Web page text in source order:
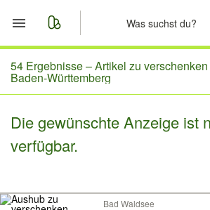
Start
Merkliste
Nachrichten
54 Ergebnisse –Artikel zu
Baden-Württemberg
Die gewünschte Anzeige ist
verfügbar.
Bad Waldsee